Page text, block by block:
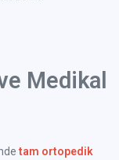
Medikal
tam ortopedik